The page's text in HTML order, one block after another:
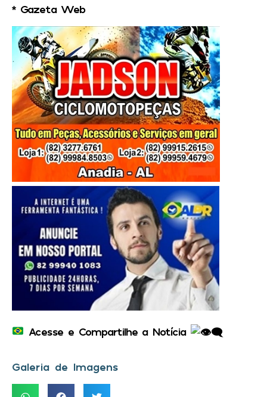
* Gazeta Web
Acesse e Compartilhe a Notícia
Galeria de Imagens